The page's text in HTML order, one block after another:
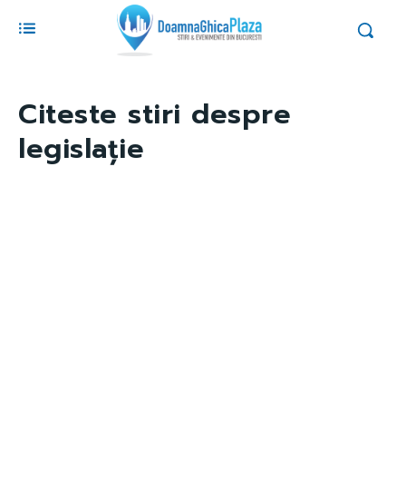
Citeste stiri despre
legislație